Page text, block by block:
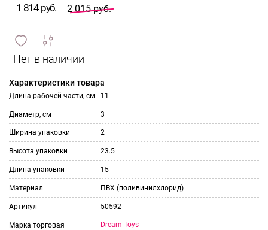
1 814 руб. 2 015 руб.
и
сравнить
ИЗБРАННОЕ
Характеристики товара
Длина рабочей части, см 11
Диаметр, см 3
Ширина упаковки 2
Высота упаковки 23.5
Длина упаковки 15
Материал ПВХ (поливинилхлорид)
Артикул 50592
Марка торговая Dream Toys